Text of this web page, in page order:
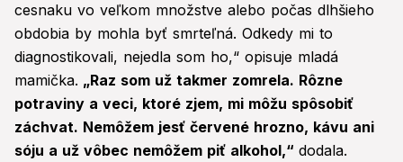
cesnaku vo veľkom množstve alebo počas dlhšieho
obdobia by mohla byť smrteľná. Odkedy mi to
diagnostikovali, nejedla som ho,“ opisuje mladá
mamička. „Raz som už takmer zomrela. Rôzne
potraviny a veci, ktoré zjem, mi môžu spôsobiť
záchvat. Nemôžem jesť červené hrozno, kávu ani
sóju a už vôbec nemôžem piť alkohol,“ dodala.